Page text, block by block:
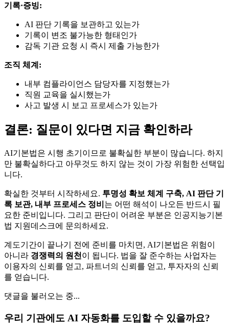
기록·증빙:
AI 판단 기록을 보관하고 있는가
기록이 변조 불가능한 형태인가
감독 기관 요청 시 즉시 제출 가능한가
조직 체계:
내부 컴플라이언스 담당자를 지정했는가
직원 교육을 실시했는가
사고 발생 시 보고 프로세스가 있는가
결론: 질문이 있다면 지금 확인하라
AI기본법은 시행 초기이므로 불확실한 부분이 많습니다. 하지
만 불확실하다고 아무것도 하지 않는 것이 가장 위험한 선택입
니다.
확실한 것부터 시작하세요. 투명성 확보 체계 구축, AI 판단 기
록 보관, 내부 프로세스 정비 는 어떤 해석이 나오든 반드시 필
요한 준비입니다. 그리고 판단이 어려운 부분은 인공지능기본
법 지원데스크에 문의하세요.
계도기간이 끝나기 전에 준비를 마치면, AI기본법은 위험이
아니라 경쟁력의 원천 이 됩니다. 법을 잘 준수하는 사업자는
이용자의 신뢰를 얻고, 파트너의 신뢰를 얻고, 투자자의 신뢰
를 얻습니다.
댓글을 불러오는 중...
우리 기관에도 AI 자동화를 도입할 수 있을까요?